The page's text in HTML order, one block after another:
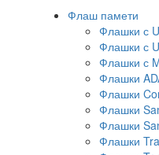
Флаш памети
Флашки с
Флашки с
Флашки с
Флашки
Флашки
Флашки
Флашки
Флашки